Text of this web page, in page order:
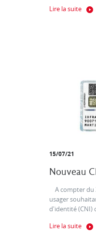
Lire la suite
15/07/21
Nouveau
A compter du
usager
d'identité (CNI)
Lire la suite